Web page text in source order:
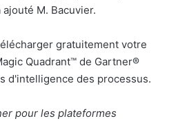
M. Bacuvier.
gratuitement votre
Quadrant™ de Gartner®
d'intelligence des processus.
pour les plateformes